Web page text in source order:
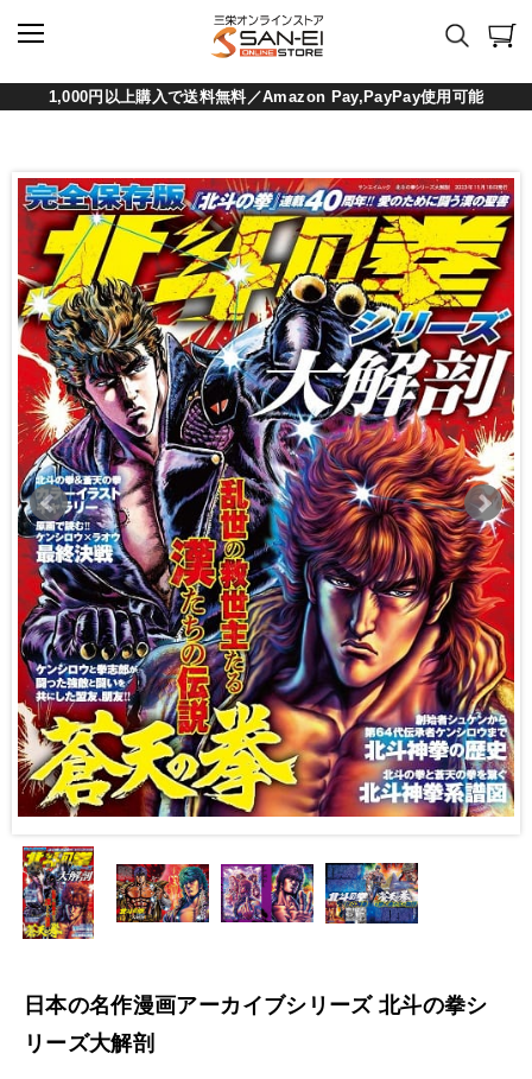
1,000円以上購入で送料無料／Amazon Pay,PayPay使用可能
日本の名作漫画アーカイブシリーズ 北斗の拳シ
リーズ大解剖